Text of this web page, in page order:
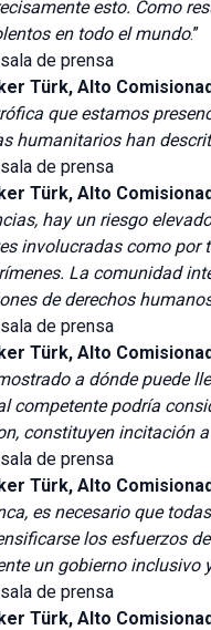
esto. Como
en todo el mundo.”
sala de prensa
Türk, Alto
que estamos
humanitarios han
sala de prensa
Türk, Alto
hay un riesgo
involucradas como
La comunidad
de derechos
sala de prensa
Türk, Alto
a dónde puede
competente podría
constituyen incitación
sala de prensa
Türk, Alto
es necesario que
los esfuerzos
un gobierno inclusivo
sala de prensa
Türk, Alto